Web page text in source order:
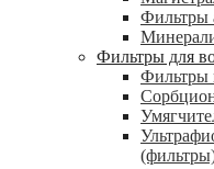
Фильтры
Фильтры для
Фильтры